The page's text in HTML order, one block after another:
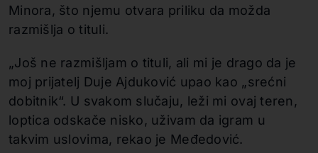
Minora, što njemu otvara priliku da možda
razmišlja o tituli.
„Još ne razmišljam o tituli, ali mi je drago da je
moj prijatelj Duje Ajduković upao kao „srećni
dobitnik“. U svakom slučaju, leži mi ovaj teren,
loptica odskače nisko, uživam da igram u
takvim uslovima, rekao je Međedović.